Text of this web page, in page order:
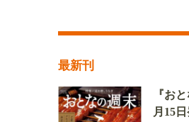
最新刊
『お
月15